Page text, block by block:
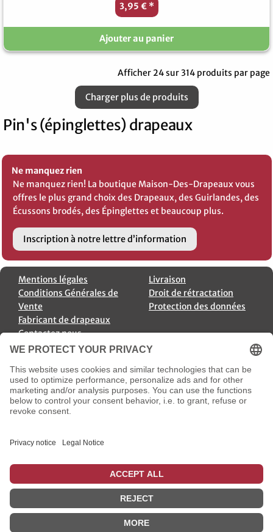
3,95 € *
Ajouter au panier
Afficher 24 sur 314 produits par page
Charger plus de produits
Pin's (épinglettes) drapeaux
Ne manquez rien
Ne manquez rien! La boutique Maison-Des-Drapeaux vous
offres le plus grand choix des Drapeaux, des Guirlandes, des
Écussons brodés, des Épinglettes et beaucoup plus.
Inscription à notre lettre d’information
Mentions légales
Conditions Générales de
Vente
Fabricant de drapeaux
Contactez nous
Livraison
Droit de rétractation
Protection des données
Payment Options
* plus